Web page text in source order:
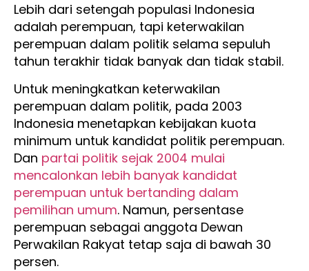
Lebih dari setengah populasi Indonesia
adalah perempuan, tapi keterwakilan
perempuan dalam politik selama sepuluh
tahun terakhir tidak banyak dan tidak stabil.
Untuk meningkatkan keterwakilan
perempuan dalam politik, pada 2003
Indonesia menetapkan kebijakan kuota
minimum untuk kandidat politik perempuan.
Dan partai politik sejak 2004 mulai
mencalonkan lebih banyak kandidat
perempuan untuk bertanding dalam
pemilihan umum. Namun, persentase
perempuan sebagai anggota Dewan
Perwakilan Rakyat tetap saja di bawah 30
persen.